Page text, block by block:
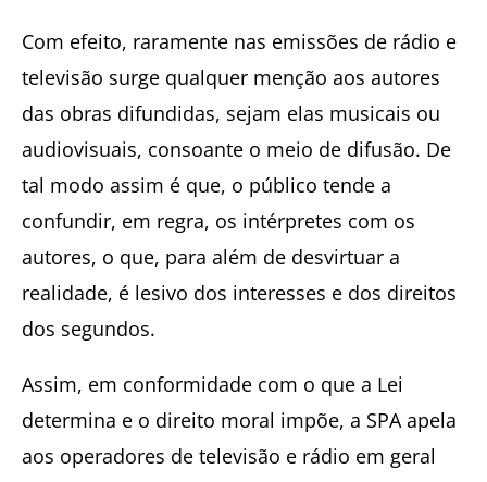
Com efeito, raramente nas emissões de rádio e
televisão surge qualquer menção aos autores
das obras difundidas, sejam elas musicais ou
audiovisuais, consoante o meio de difusão. De
tal modo assim é que, o público tende a
confundir, em regra, os intérpretes com os
autores, o que, para além de desvirtuar a
realidade, é lesivo dos interesses e dos direitos
dos segundos.
Assim, em conformidade com o que a Lei
determina e o direito moral impõe, a SPA apela
aos operadores de televisão e rádio em geral